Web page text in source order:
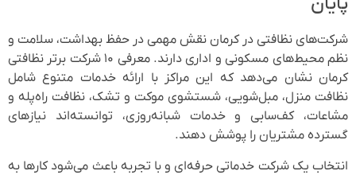
شرکت‌های نظافتی در کرمان نقش مهمی در حفظ بهداشت، سلامت و
نظم محیط‌های مسکونی و اداری دارند. معرفی ۱۰ شرکت برتر نظافتی
کرمان نشان می‌دهد که این مراکز با ارائه خدمات متنوع شامل
نظافت منزل، مبل‌شویی، شستشوی موکت و تشک، نظافت راه‌پله و
مشاعات، کف‌سابی و خدمات شبانه‌روزی، توانسته‌اند نیازهای
گسترده مشتریان را پوشش دهند.
انتخاب یک شرکت خدماتی حرفه‌ای و با تجربه باعث می‌شود کارها به